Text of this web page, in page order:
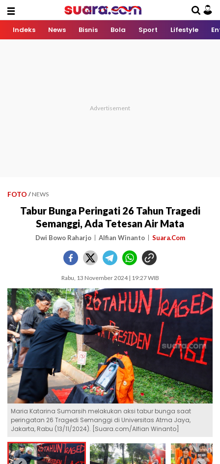
Indeks News Bisnis Bola Sport Lifestyle
FOTO / NEWS
Tabur Bunga Peringati 26 Tahun Tragedi
Semanggi, Ada Tetesan Air Mata
Dwi Bowo Raharjo Alfian Winanto Suara.Com
Rabu, 13 November 2024 | 19:27 WIB
Maria Katarina Sumarsih melakukan aksi tabur bunga saat
peringatan 26 Tragedi Semanggi di Universitas Atma Jaya,
Jakarta, Rabu (13/11/2024). [Suara.com/Alfian Winanto]